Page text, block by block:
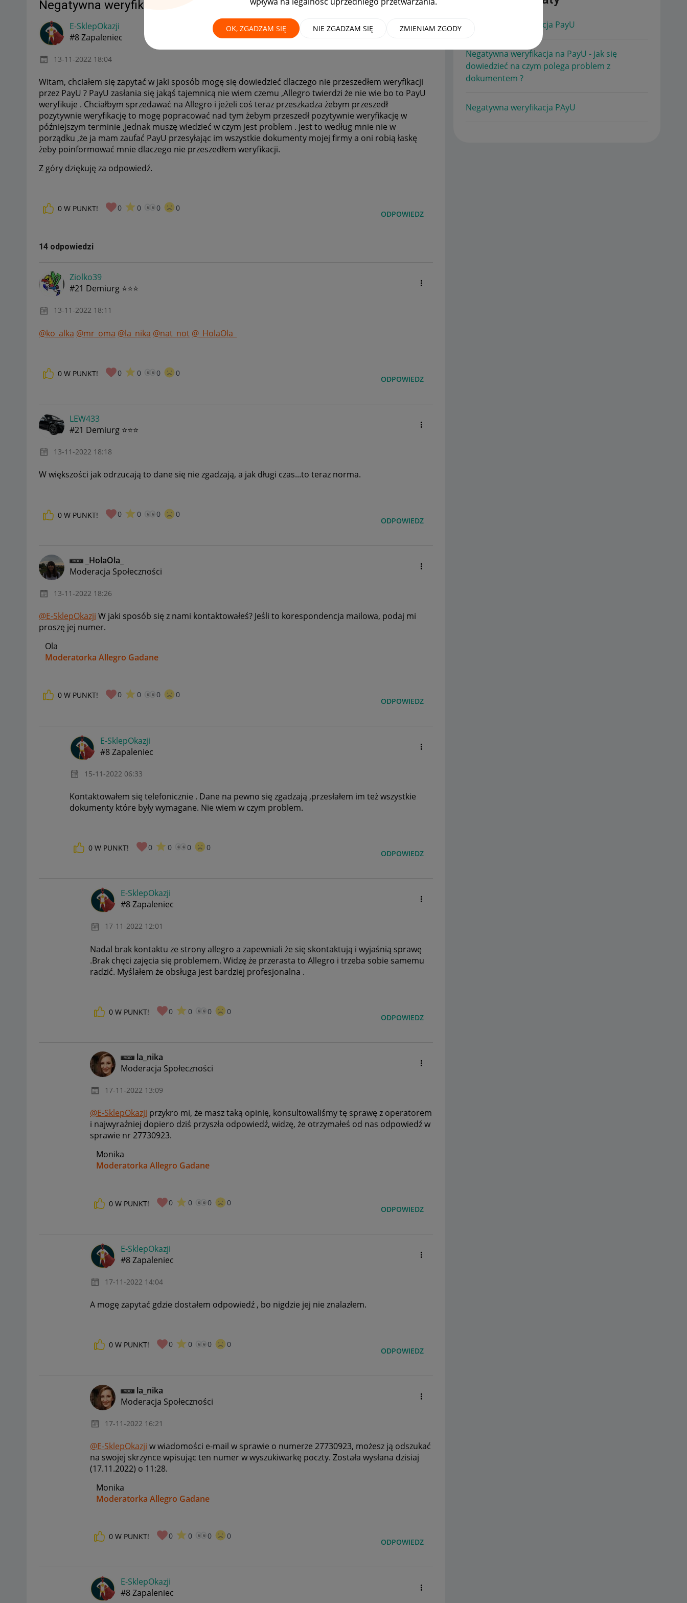
OK, ZGADZAM SIĘ NIE ZGADZAM SIĘ ZMIENIAM ZGODY
Negatywna weryfikacja PayU
E-SklepOkazji
#8 Zapaleniec
‎13-11-2022 18:04
Witam, chciałem się zapytać w jaki sposób mogę się dowiedzieć dlaczego nie przeszedłem weryfikacji
przez PayU ? PayU zasłania się jakąś tajemnicą nie wiem czemu ,Allegro twierdzi że nie wie bo to PayU
weryfikuje . Chciałbym sprzedawać na Allegro i jeżeli coś teraz przeszkadza żebym przeszedł
pozytywnie weryfikację to mogę popracować nad tym żebym przeszedł pozytywnie weryfikację w
późniejszym terminie ,jednak muszę wiedzieć w czym jest problem . Jest to według mnie nie w
porządku ,że ja mam zaufać PayU przesyłając im wszystkie dokumenty mojej firmy a oni robią łaskę
żeby poinformować mnie dlaczego nie przeszedłem weryfikacji.
Z góry dziękuję za odpowiedź.
0 W PUNKT! 0 0 0 0
ODPOWIEDZ
14 odpowiedzi
Ziolko39
#21 Demiurg ⭐⭐⭐
‎13-11-2022 18:11
@ko_alka @mr_oma @la_nika @nat_not @_HolaOla_
0 W PUNKT! 0 0 0 0
ODPOWIEDZ
LEW433
#21 Demiurg ⭐⭐⭐
‎13-11-2022 18:18
W większości jak odrzucają to dane się nie zgadzają, a jak długi czas...to teraz norma.
0 W PUNKT! 0 0 0 0
ODPOWIEDZ
_HolaOla_
Moderacja Społeczności
‎13-11-2022 18:26
@E-SklepOkazji W jaki sposób się z nami kontaktowałeś? Jeśli to korespondencja mailowa, podaj mi
proszę jej numer.
Ola
Moderatorka Allegro Gadane
0 W PUNKT! 0 0 0 0
ODPOWIEDZ
E-SklepOkazji
#8 Zapaleniec
‎15-11-2022 06:33
Kontaktowałem się telefonicznie . Dane na pewno się zgadzają ,przesłałem im też wszystkie
dokumenty które były wymagane. Nie wiem w czym problem.
0 W PUNKT! 0 0 0 0
ODPOWIEDZ
E-SklepOkazji
#8 Zapaleniec
‎17-11-2022 12:01
Nadal brak kontaktu ze strony allegro a zapewniali że się skontaktują i wyjaśnią sprawę
.Brak chęci zajęcia się problemem. Widzę że przerasta to Allegro i trzeba sobie samemu
radzić. Myślałem że obsługa jest bardziej profesjonalna .
0 W PUNKT! 0 0 0 0
ODPOWIEDZ
la_nika
Moderacja Społeczności
‎17-11-2022 13:09
@E-SklepOkazji przykro mi, że masz taką opinię, konsultowaliśmy tę sprawę z operatorem
i najwyraźniej dopiero dziś przyszła odpowiedź, widzę, że otrzymałeś od nas odpowiedź w
sprawie nr27730923.
Monika
Moderatorka Allegro Gadane
0 W PUNKT! 0 0 0 0
ODPOWIEDZ
E-SklepOkazji
#8 Zapaleniec
‎17-11-2022 14:04
A mogę zapytać gdzie dostałem odpowiedź , bo nigdzie jej nie znalazłem.
0 W PUNKT! 0 0 0 0
ODPOWIEDZ
la_nika
Moderacja Społeczności
‎17-11-2022 16:21
@E-SklepOkazji w wiadomości e-mail w sprawie o numerze 27730923, możesz ją odszukać
na swojej skrzynce wpisując ten numer w wyszukiwarkę poczty. Została wysłana dzisiaj
(17.11.2022) o 11:28.
Monika
Moderatorka Allegro Gadane
0 W PUNKT! 0 0 0 0
ODPOWIEDZ
E-SklepOkazji
#8 Zapaleniec
Negatywna weryfikacja PayU
Negatywna weryfikacja na PayU - jak się
dowiedzieć na czym polega problem z
dokumentem ?
Negatywna weryfikacja PAyU